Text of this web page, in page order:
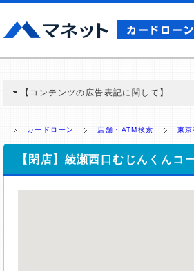
【コンテンツの広告表記に関して】
ミ収集などに基づき、公平性を担保した情
>提携企業一覧
カードローン 店舗・ATM検索 東
【閉店】綾瀬西口むじんくんコ